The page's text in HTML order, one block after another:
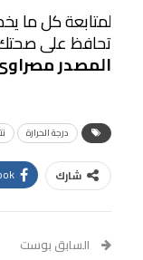
لمتابعة كل ما
تحافظ على
المصدر
درجة الحرارة
شارك
السابق بوست